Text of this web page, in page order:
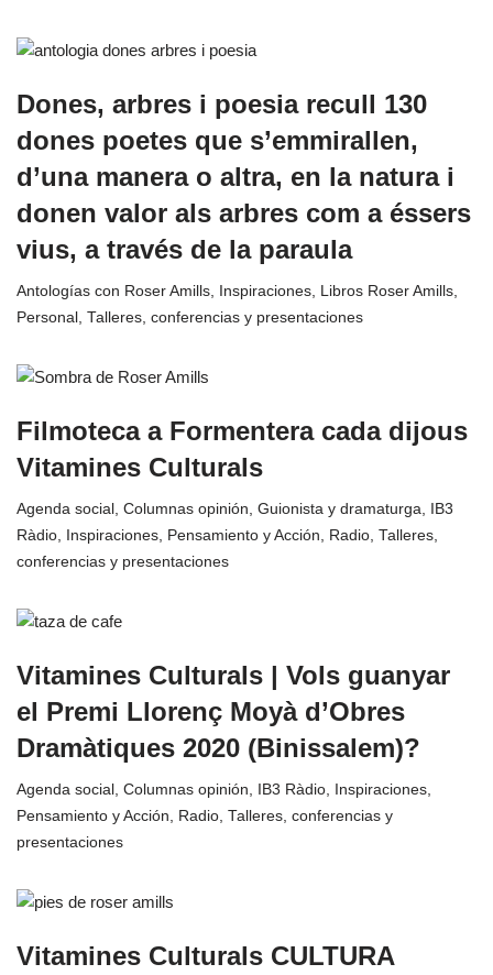
Dones, arbres i poesia recull 130
dones poetes que s’emmirallen,
d’una manera o altra, en la natura i
donen valor als arbres com a éssers
vius, a través de la paraula
Antologías con Roser Amills, Inspiraciones, Libros Roser Amills,
Personal , Talleres, conferencias y presentaciones
Filmoteca a Formentera cada dijous
Vitamines Culturals
Agenda social , Columnas opinión, Guionista y dramaturga,
IB3
Ràdio, Inspiraciones, Pensamiento y Acción, Radio, Talleres,
conferencias y presentaciones
Vitamines Culturals | Vols guanyar
el Premi Llorenç Moyà d’Obres
Dramàtiques 2020 (Binissalem)?
Agenda social , Columnas opinión, IB3 Ràdio, Inspiraciones,
Pensamiento y Acción, Radio, Talleres, conferencias y
presentaciones
Vitamines Culturals CULTURA